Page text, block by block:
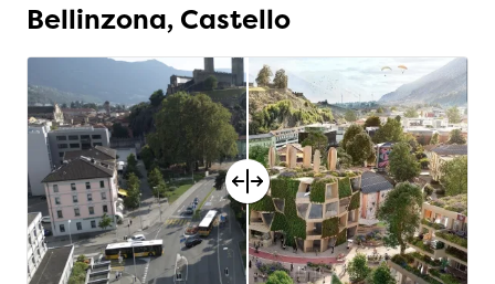
Bellinzona, Castello